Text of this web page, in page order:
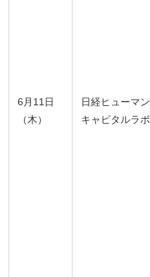
6月11日
（木）
日経ヒューマン
キャピタルラボ